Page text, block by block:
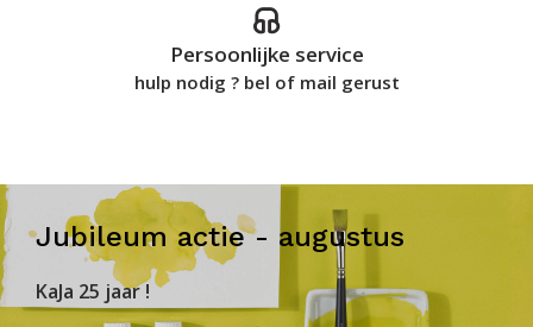
Persoonlijke service
hulp nodig ? bel of mail gerust
Jubileum actie - augustus
KaJa 25 jaar !